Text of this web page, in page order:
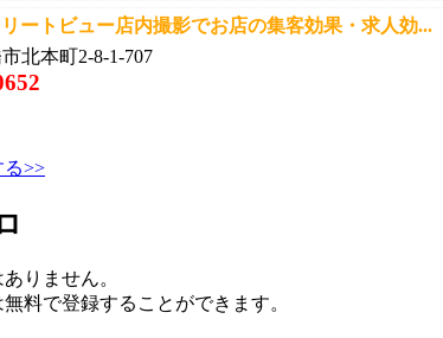
リートビュー店内撮影でお店の集客効果・求人効...
北本町2-8-1-707
る>>
りません。
料で登録することができます。